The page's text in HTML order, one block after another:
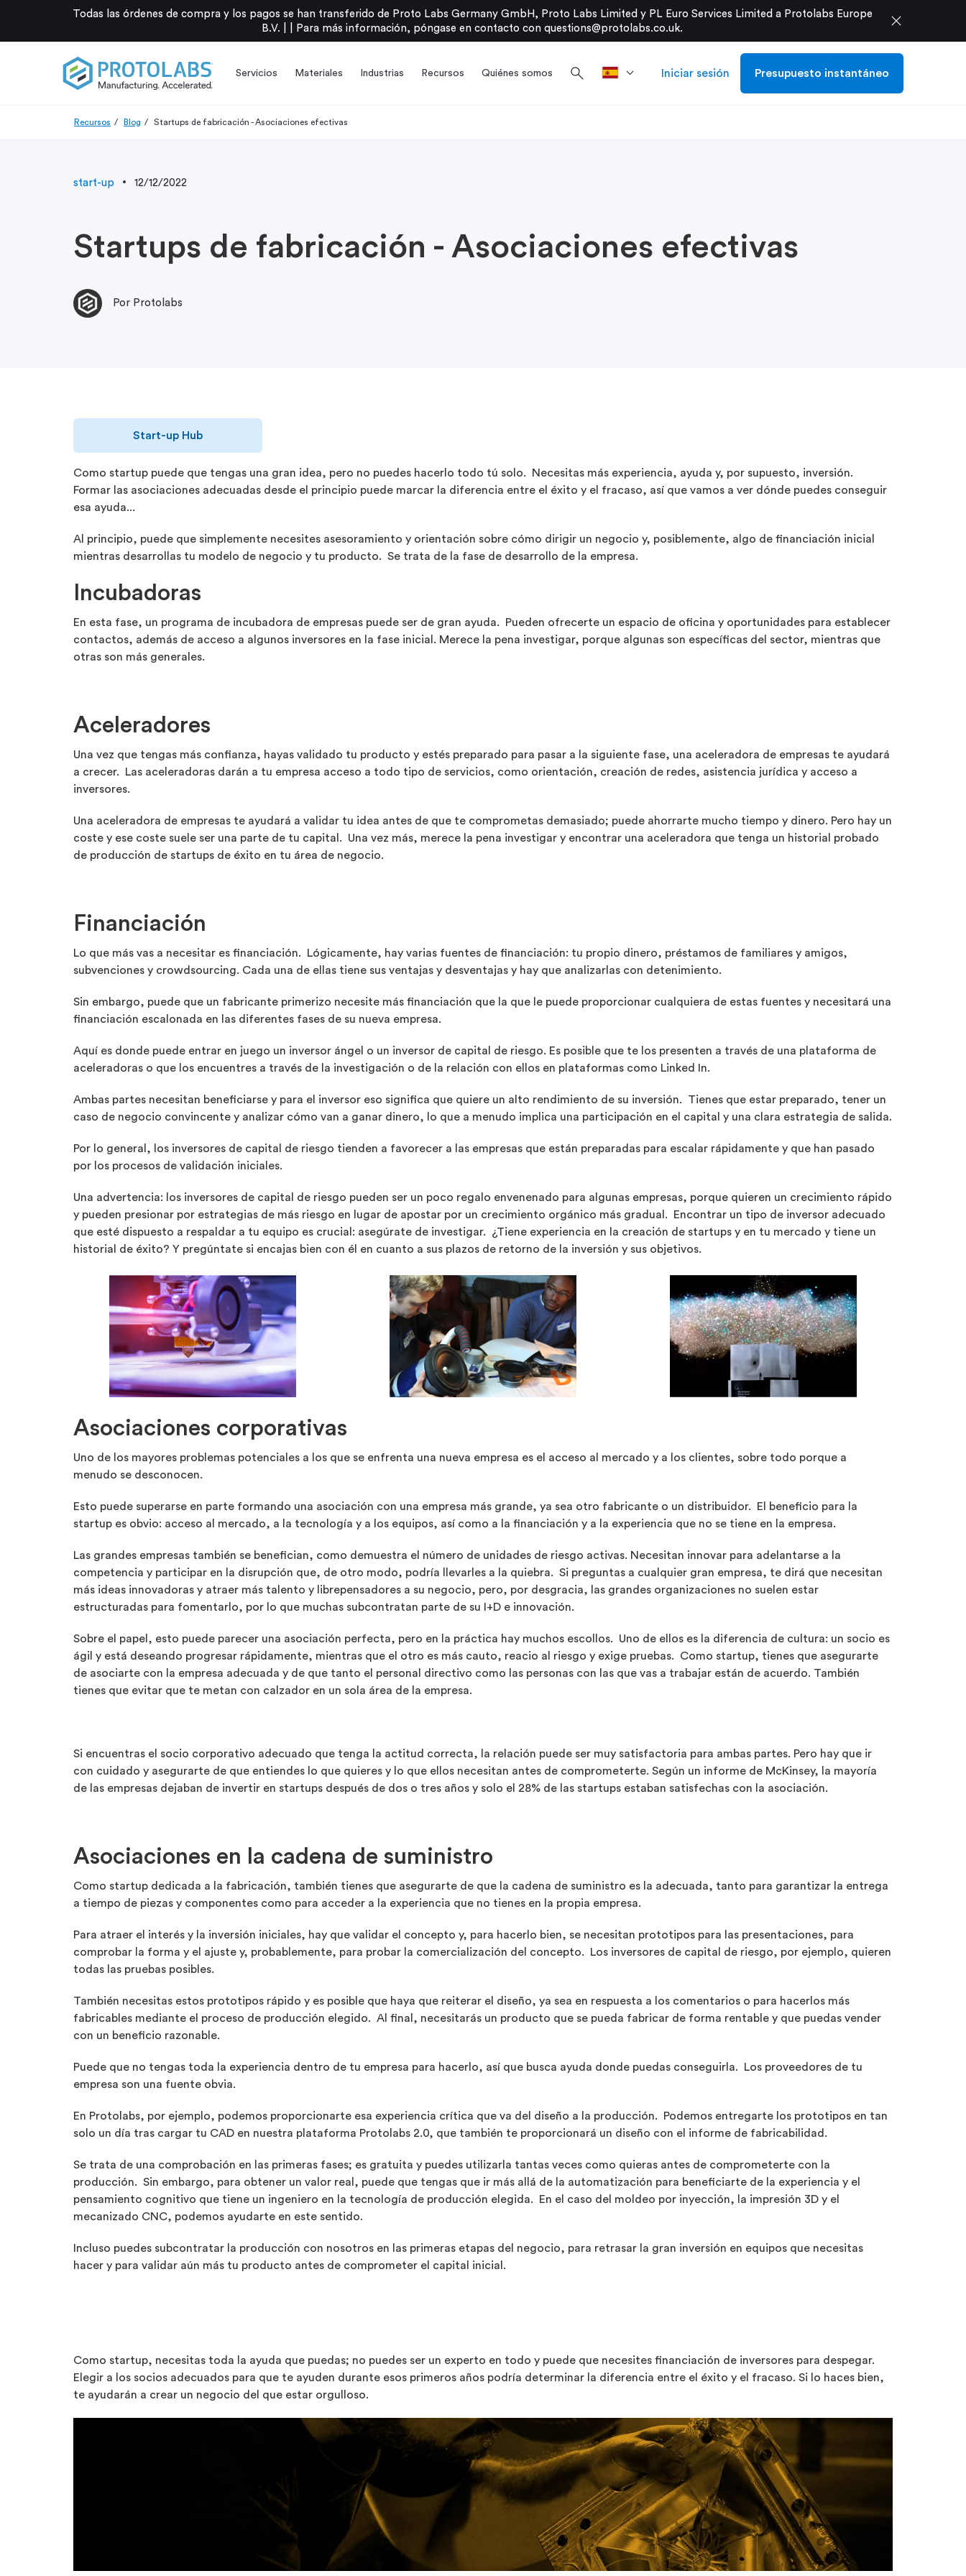
Todas las órdenes de compra y los pagos se han transferido de Proto Labs Germany GmbH, Proto Labs Limited y PL Euro Services Limited a Protolabs Europe
B.V. |
Para más información, póngase en contacto con questions@protolabs.co.uk. close
Servicios Materiales Industrias Recursos Quiénes somos search Iniciar sesión Presupuesto instantáneo
Recursos Blog Startups de fabricación - Asociaciones efectivas
start-up 12/12/2022
Startups de fabricación - Asociaciones efectivas
Por Protolabs
Start-up Hub
Como startup puede que tengas una gran idea, pero no puedes hacerlo todo tú solo. Necesitas más experiencia, ayuda y, por supuesto, inversión.
Formar las asociaciones adecuadas desde el principio puede marcar la diferencia entre el éxito y el fracaso, así que vamos a ver dónde puedes conseguir
esa ayuda...
Al principio, puede que simplemente necesites asesoramiento y orientación sobre cómo dirigir un negocio y, posiblemente, algo de financiación inicial
mientras desarrollas tu modelo de negocio y tu producto. Se trata de la fase de desarrollo de la empresa.
Incubadoras
En esta fase, un programa de incubadora de empresas puede ser de gran ayuda. Pueden ofrecerte un espacio de oficina y oportunidades para establecer
contactos, además de acceso a algunos inversores en la fase inicial. Merece la pena investigar, porque algunas son específicas del sector, mientras que
otras son más generales.
Aceleradores
Una vez que tengas más confianza, hayas validado tu producto y estés preparado para pasar a la siguiente fase, una aceleradora de empresas te ayudará
a crecer. Las aceleradoras darán a tu empresa acceso a todo tipo de servicios, como orientación, creación de redes, asistencia jurídica y acceso a
inversores.
Una aceleradora de empresas te ayudará a validar tu idea antes de que te comprometas demasiado; puede ahorrarte mucho tiempo y dinero. Pero hay un
coste y ese coste suele ser una parte de tu capital. Una vez más, merece la pena investigar y encontrar una aceleradora que tenga un historial probado
de producción de startups de éxito en tu área de negocio.
Financiación
Lo que más vas a necesitar es financiación. Lógicamente, hay varias fuentes de financiación: tu propio dinero, préstamos de familiares y amigos,
subvenciones y crowdsourcing. Cada una de ellas tiene sus ventajas y desventajas y hay que analizarlas con detenimiento.
Sin embargo, puede que un fabricante primerizo necesite más financiación que la que le puede proporcionar cualquiera de estas fuentes y necesitará una
financiación escalonada en las diferentes fases de su nueva empresa.
Aquí es donde puede entrar en juego un inversor ángel o un inversor de capital de riesgo. Es posible que te los presenten a través de una plataforma de
aceleradoras o que los encuentres a través de la investigación o de la relación con ellos en plataformas como Linked In.
Ambas partes necesitan beneficiarse y para el inversor eso significa que quiere un alto rendimiento de su inversión. Tienes que estar preparado, tener un
caso de negocio convincente y analizar cómo van a ganar dinero, lo que a menudo implica una participación en el capital y una clara estrategia de salida.
Por lo general, los inversores de capital de riesgo tienden a favorecer a las empresas que están preparadas para escalar rápidamente y que han pasado
por los procesos de validación iniciales.
Una advertencia: los inversores de capital de riesgo pueden ser un poco regalo envenenado para algunas empresas, porque quieren un crecimiento rápido
y pueden presionar por estrategias de más riesgo en lugar de apostar por un crecimiento orgánico más gradual. Encontrar un tipo de inversor adecuado
que esté dispuesto a respaldar a tu equipo es crucial: asegúrate de investigar. ¿Tiene experiencia en la creación de startups y en tu mercado y tiene un
historial de éxito? Y pregúntate si encajas bien con él en cuanto a sus plazos de retorno de la inversión y sus objetivos.
Asociaciones corporativas
Uno de los mayores problemas potenciales a los que se enfrenta una nueva empresa es el acceso al mercado y a los clientes, sobre todo porque a
menudo se desconocen.
Esto puede superarse en parte formando una asociación con una empresa más grande, ya sea otro fabricante o un distribuidor. El beneficio para la
startup es obvio: acceso al mercado, a la tecnología y a los equipos, así como a la financiación y a la experiencia que no se tiene en la empresa.
Las grandes empresas también se benefician, como demuestra el número de unidades de riesgo activas. Necesitan innovar para adelantarse a la
competencia y participar en la disrupción que, de otro modo, podría llevarles a la quiebra. Si preguntas a cualquier gran empresa, te dirá que necesitan
más ideas innovadoras y atraer más talento y librepensadores a su negocio, pero, por desgracia, las grandes organizaciones no suelen estar
estructuradas para fomentarlo, por lo que muchas subcontratan parte de su I+D e innovación.
Sobre el papel, esto puede parecer una asociación perfecta, pero en la práctica hay muchos escollos. Uno de ellos es la diferencia de cultura: un socio es
ágil y está deseando progresar rápidamente, mientras que el otro es más cauto, reacio al riesgo y exige pruebas. Como startup, tienes que asegurarte
de asociarte con la empresa adecuada y de que tanto el personal directivo como las personas con las que vas a trabajar están de acuerdo. También
tienes que evitar que te metan con calzador en un sola área de la empresa.
Si encuentras el socio corporativo adecuado que tenga la actitud correcta, la relación puede ser muy satisfactoria para ambas partes. Pero hay que ir
con cuidado y asegurarte de que entiendes lo que quieres y lo que ellos necesitan antes de comprometerte. Según un informe de McKinsey, la mayoría
de las empresas dejaban de invertir en startups después de dos o tres años y solo el 28% de las startups estaban satisfechas con la asociación.
Asociaciones en la cadena de suministro
Como startup dedicada a la fabricación, también tienes que asegurarte de que la cadena de suministro es la adecuada, tanto para garantizar la entrega
a tiempo de piezas y componentes como para acceder a la experiencia que no tienes en la propia empresa.
Para atraer el interés y la inversión iniciales, hay que validar el concepto y, para hacerlo bien, se necesitan prototipos para las presentaciones, para
comprobar la forma y el ajuste y, probablemente, para probar la comercialización del concepto. Los inversores de capital de riesgo, por ejemplo, quieren
todas las pruebas posibles.
También necesitas estos prototipos rápido y es posible que haya que reiterar el diseño, ya sea en respuesta a los comentarios o para hacerlos más
fabricables mediante el proceso de producción elegido. Al final, necesitarás un producto que se pueda fabricar de forma rentable y que puedas vender
con un beneficio razonable.
Puede que no tengas toda la experiencia dentro de tu empresa para hacerlo, así que busca ayuda donde puedas conseguirla. Los proveedores de tu
empresa son una fuente obvia.
En Protolabs, por ejemplo, podemos proporcionarte esa experiencia crítica que va del diseño a la producción. Podemos entregarte los prototipos en tan
solo un día tras cargar tu CAD en nuestra plataforma Protolabs 2.0, que también te proporcionará un diseño con el informe de fabricabilidad.
Se trata de una comprobación en las primeras fases; es gratuita y puedes utilizarla tantas veces como quieras antes de comprometerte con la
producción. Sin embargo, para obtener un valor real, puede que tengas que ir más allá de la automatización para beneficiarte de la experiencia y el
pensamiento cognitivo que tiene un ingeniero en la tecnología de producción elegida. En el caso del moldeo por inyección, la impresión 3D y el
mecanizado CNC, podemos ayudarte en este sentido.
Incluso puedes subcontratar la producción con nosotros en las primeras etapas del negocio, para retrasar la gran inversión en equipos que necesitas
hacer y para validar aún más tu producto antes de comprometer el capital inicial.
Como startup, necesitas toda la ayuda que puedas; no puedes ser un experto en todo y puede que necesites financiación de inversores para despegar.
Elegir a los socios adecuados para que te ayuden durante esos primeros años podría determinar la diferencia entre el éxito y el fracaso. Si lo haces bien,
te ayudarán a crear un negocio del que estar orgulloso.